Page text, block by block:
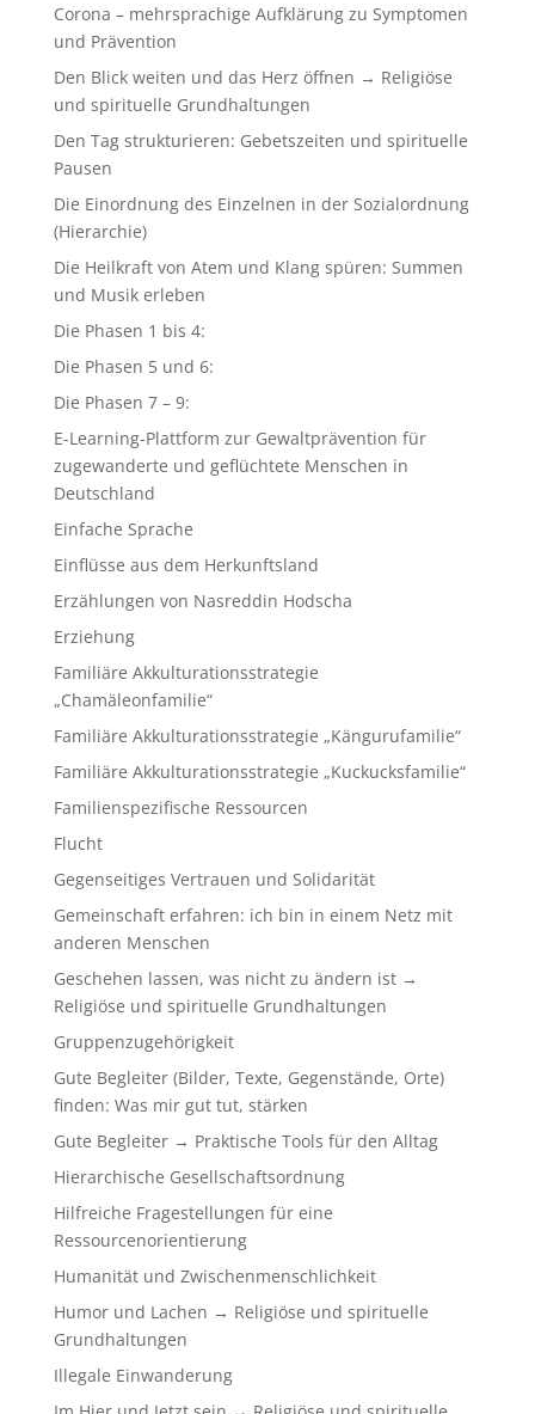
Corona – mehrsprachige Aufklärung zu Symptomen
und Prävention
Den Blick weiten und das Herz öffnen → Religiöse
und spirituelle Grundhaltungen
Den Tag strukturieren: Gebetszeiten und spirituelle
Pausen
Die Einordnung des Einzelnen in der Sozialordnung
(Hierarchie)
Die Heilkraft von Atem und Klang spüren: Summen
und Musik erleben
Die Phasen 1 bis 4:
Die Phasen 5 und 6:
Die Phasen 7 – 9:
E-Learning-Plattform zur Gewaltprävention für
zugewanderte und geflüchtete Menschen in
Deutschland
Einfache Sprache
Einflüsse aus dem Herkunftsland
Erzählungen von Nasreddin Hodscha
Erziehung
Familiäre Akkulturationsstrategie
„Chamäleonfamilie“
Familiäre Akkulturationsstrategie „Kängurufamilie“
Familiäre Akkulturationsstrategie „Kuckucksfamilie“
Familienspezifische Ressourcen
Flucht
Gegenseitiges Vertrauen und Solidarität
Gemeinschaft erfahren: ich bin in einem Netz mit
anderen Menschen
Geschehen lassen, was nicht zu ändern ist →
Religiöse und spirituelle Grundhaltungen
Gruppenzugehörigkeit
Gute Begleiter (Bilder, Texte, Gegenstände, Orte)
finden: Was mir gut tut, stärken
Gute Begleiter → Praktische Tools für den Alltag
Hierarchische Gesellschaftsordnung
Hilfreiche Fragestellungen für eine
Ressourcenorientierung
Humanität und Zwischenmenschlichkeit
Humor und Lachen → Religiöse und spirituelle
Grundhaltungen
Illegale Einwanderung